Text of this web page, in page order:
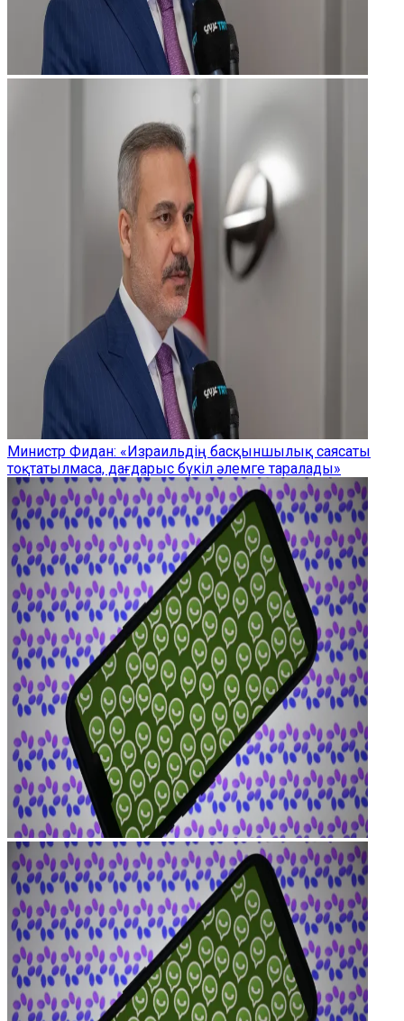
Министр Фидан: «Израильдің басқыншылық саясаты
тоқтатылмаса, дағдарыс бүкіл әлемге таралады»